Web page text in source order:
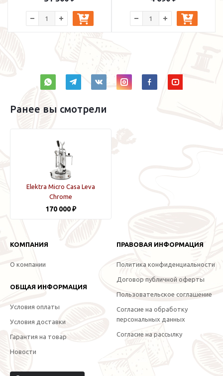
Ранее вы смотрели
Elektra Micro Casa Leva
Chrome
170 000 ₽
КОМПАНИЯ
О компании
ОБЩАЯ ИНФОРМАЦИЯ
Условия оплаты
Условия доставки
Гарантия на товар
Новости
ПРАВОВАЯ ИНФОРМАЦИЯ
Политика конфиденциальности
Договор публичной оферты
Пользовательское соглашение
Согласие на обработку
персональных данных
Согласие на рассылку